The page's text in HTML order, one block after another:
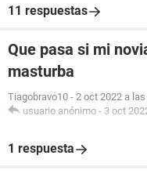
11 respuestas
Que pasa si mi
masturba
Tiagobravo10 - 2 oct 2022 a
usuario anónimo - 3 oct
1 respuesta